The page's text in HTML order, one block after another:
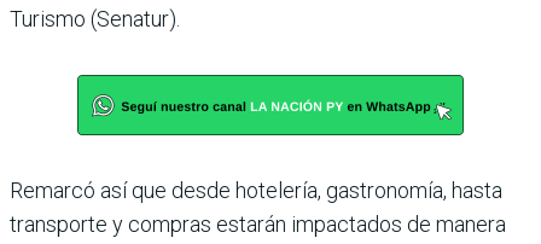
Turismo (Senatur).
Remarcó así que desde hotelería, gastronomía, hasta
transporte y compras estarán impactados de manera